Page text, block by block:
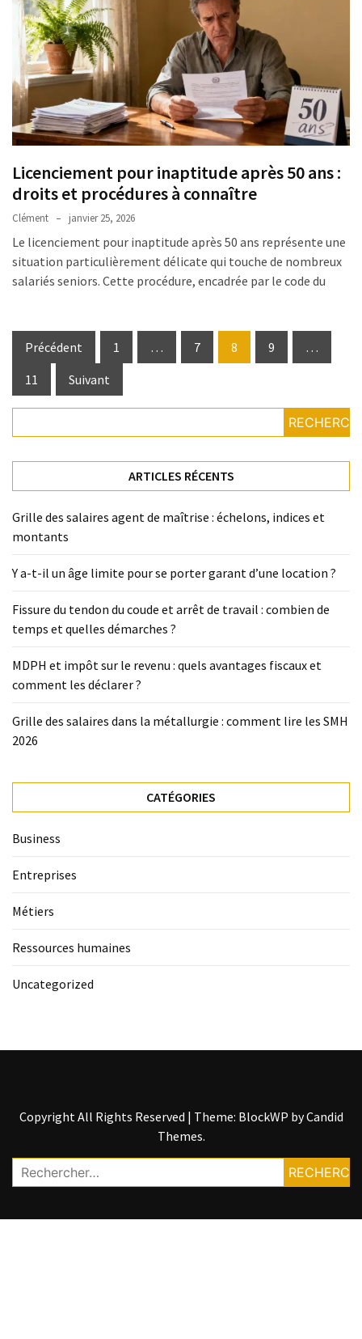
Licenciement pour inaptitude après 50 ans :
droits et procédures à connaître
Clément janvier 25, 2026
Le licenciement pour inaptitude après 50 ans représente une
situation particulièrement délicate qui touche de nombreux
salariés seniors. Cette procédure, encadrée par le code du
Pagination
des
publications
Précédent 1 … 7 8 9
…
11
Suivant
ARTICLES RÉCENTS
Grille des salaires agent de maîtrise : échelons, indices et
montants
Y a-t-il un âge limite pour se porter garant d’une location ?
Fissure du tendon du coude et arrêt de travail : combien de
temps et quelles démarches ?
MDPH et impôt sur le revenu : quels avantages fiscaux et
comment les déclarer ?
Grille des salaires dans la métallurgie : comment lire les SMH
2026
CATÉGORIES
Business
Entreprises
Métiers
Ressources humaines
Uncategorized
Copyright All Rights Reserved | Theme: BlockWP byCandid
Themes.
Rechercher :